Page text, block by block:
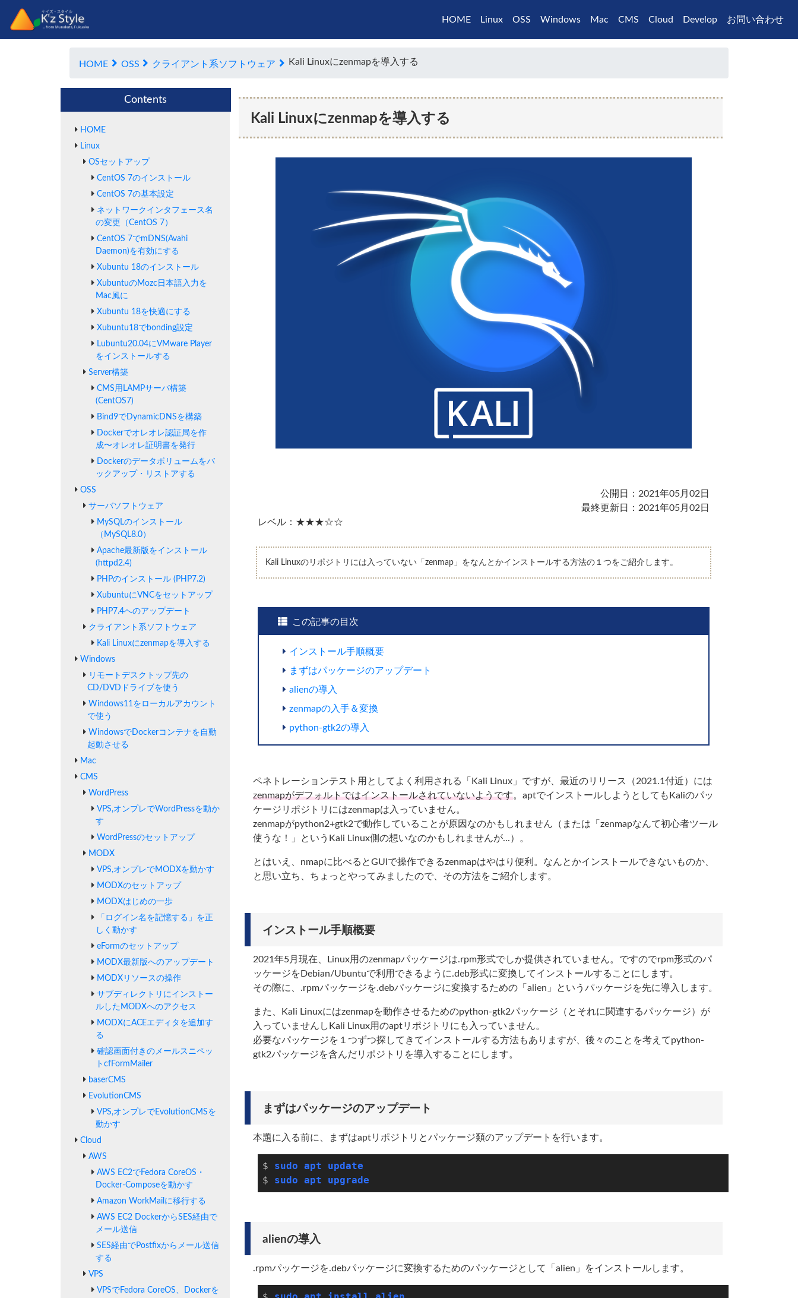
HOME Linux OSS Windows Mac CMS Cloud Develop お問い合わせ
HOME OSS クライアント系ソフトウェア Kali Linuxにzenmapを導入する
Kali Linuxにzenmapを導入する
公開日：2021年05月02日
最終更新日：2021年05月02日
レベル：★★★☆☆
Kali Linuxのリポジトリには入っていない「zenmap」をなんとかインストールする方法の１つをご紹介します。
この記事の目次
インストール手順概要
まずはパッケージのアップデート
alienの導入
zenmapの入手＆変換
python-gtk2の導入
ペネトレーションテスト用としてよく利用される「Kali Linux」ですが、最近のリリース（2021.1付近）には
zenmapがデフォルトではインストールされていないようです。aptでインストールしようとしてもKaliのパッ
ケージリポジトリにはzenmapは入っていません。
zenmapがpython2+gtk2で動作していることが原因なのかもしれません（または「zenmapなんて初心者ツール
使うな！」というKali Linux側の想いなのかもしれませんが...）。
とはいえ、nmapに比べるとGUIで操作できるzenmapはやはり便利。なんとかインストールできないものか、
と思い立ち、ちょっとやってみましたので、その方法をご紹介します。
インストール手順概要
2021年5月現在、Linux用のzenmapパッケージは.rpm形式でしか提供されていません。ですのでrpm形式のパ
ッケージをDebian/Ubuntuで利用できるように.deb形式に変換してインストールすることにします。
その際に、.rpmパッケージを.debパッケージに変換するための「alien」というパッケージを先に導入します。
また、Kali Linuxにはzenmapを動作させるためのpython-gtk2パッケージ（とそれに関連するパッケージ）が
入っていませんしKali Linux用のaptリポジトリにも入っていません。
必要なパッケージを１つずつ探してきてインストールする方法もありますが、後々のことを考えてpython-
gtk2パッケージを含んだリポジトリを導入することにします。
まずはパッケージのアップデート
本題に入る前に、まずはaptリポジトリとパッケージ類のアップデートを行います。
$ sudo apt update
$ sudo apt upgrade
alienの導入
.rpmパッケージを.debパッケージに変換するためのパッケージとして「alien」をインストールします。
Contents
HOME
Linux
OSセットアップ
CentOS 7のインストール
CentOS 7の基本設定
ネットワークインタフェース名
の変更（CentOS 7）
CentOS 7でmDNS(Avahi
Daemon)を有効にする
Xubuntu 18のインストール
XubuntuのMozc日本語入力を
Mac風に
Xubuntu 18を快適にする
Xubuntu18でbonding設定
Lubuntu20.04にVMware Player
をインストールする
Server構築
CMS用LAMPサーバ構築
(CentOS7)
Bind9でDynamicDNSを構築
Dockerでオレオレ認証局を作
成〜オレオレ証明書を発行
Dockerのデータボリュームをバ
ックアップ・リストアする
OSS
サーバソフトウェア
MySQLのインストール
（MySQL8.0）
Apache最新版をインストール
(httpd2.4)
PHPのインストール (PHP7.2)
XubuntuにVNCをセットアップ
PHP7.4へのアップデート
クライアント系ソフトウェア
Kali Linuxにzenmapを導入する
Windows
リモートデスクトップ先の
CD/DVDドライブを使う
Windows11をローカルアカウント
で使う
WindowsでDockerコンテナを自動
起動させる
Mac
CMS
WordPress
VPS,オンプレでWordPressを動か
す
WordPressのセットアップ
MODX
VPS,オンプレでMODXを動かす
MODXのセットアップ
MODXはじめの一歩
「ログイン名を記憶する」を正
しく動かす
eFormのセットアップ
MODX最新版へのアップデート
MODXリソースの操作
サブディレクトリにインストー
ルしたMODXへのアクセス
MODXにACEエディタを追加す
る
確認画面付きのメールスニペッ
トcfFormMailer
baserCMS
EvolutionCMS
VPS,オンプレでEvolutionCMSを
動かす
Cloud
AWS
AWS EC2でFedora CoreOS・
Docker-Composeを動かす
Amazon WorkMailに移行する
AWS EC2 DockerからSES経由で
メール送信
SES経由でPostfixからメール送信
する
VPS
VPSでFedora CoreOS、Dockerを